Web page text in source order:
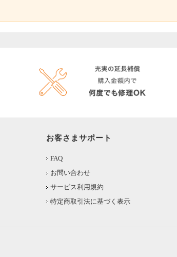
お客さまサポート
FAQ
お問い合わせ
サービス利用規約
特定商取引法に基づく表示